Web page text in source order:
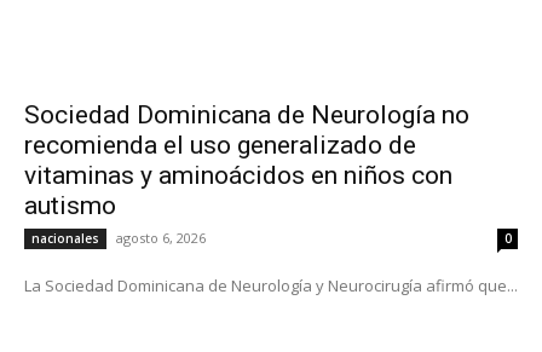
Sociedad Dominicana de Neurología no
recomienda el uso generalizado de
vitaminas y aminoácidos en niños con
autismo
nacionales agosto 6, 2026 0
La Sociedad Dominicana de Neurología y Neurocirugía afirmó que...